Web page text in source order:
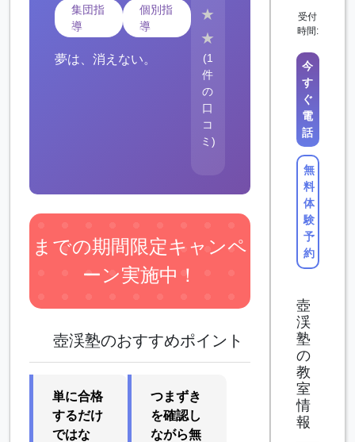
集団指
導
個別指
導
夢は、消えない。
★
★
(1
件
の
口
コ
ミ)
までの期間限定キャンペ
ーン実施中！
壺渓塾のおすすめポイント
単に合格
するだけ
ではな
つまずき
を確認し
ながら無
受付
時間:
今
す
ぐ
電
話
無
料
体
験
予
約
壺
渓
塾
の
教
室
情
報